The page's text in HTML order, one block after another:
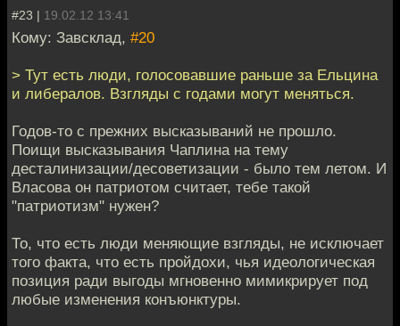
#23 | 19.02.12 13:41
Кому: Завсклад, #20
> Тут есть люди, голосовавшие раньше за Ельцина
и либералов. Взгляды с годами могут меняться.
Годов-то с прежних высказываний не прошло.
Поищи высказывания Чаплина на тему
десталинизации/десоветизации - было тем летом. И
Власова он патриотом считает, тебе такой
"патриотизм" нужен?
То, что есть люди меняющие взгляды, не исключает
того факта, что есть пройдохи, чья идеологическая
позиция ради выгоды мгновенно мимикрирует под
любые изменения конъюнктуры.